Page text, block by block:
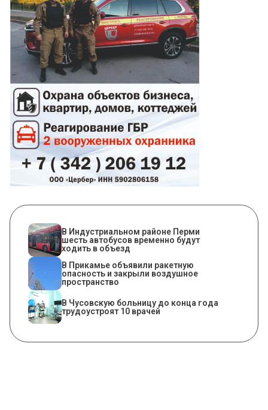
В Индустриальном районе Перми
шесть автобусов временно будут
ходить в объезд
В Прикамье объявили ракетную
опасность и закрыли воздушное
пространство
В Чусовскую больницу до конца года
трудоустроят 10 врачей